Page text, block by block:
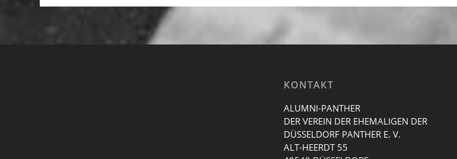
KONTAKT
ALUMNI-PANTHER
DER VEREIN DER EHEMALIGEN DER
DÜSSELDORF PANTHER E. V.
ALT-HEERDT 55